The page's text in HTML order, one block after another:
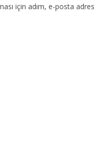
için adım, e-posta